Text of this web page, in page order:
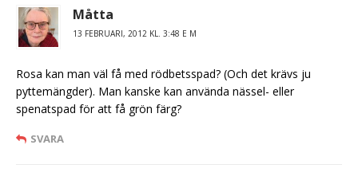
Måtta
13 FEBRUARI, 2012 KL. 3:48 E M
Rosa kan man väl få med rödbetsspad? (Och det krävs ju
pyttemängder). Man kanske kan använda nässel- eller
spenatspad för att få grön färg?
SVARA